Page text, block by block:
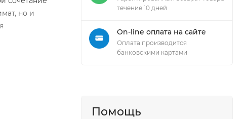
но и
течение 10 дней
On-line оплата на сайте
Оплата производится
банковскими картами
Помощь